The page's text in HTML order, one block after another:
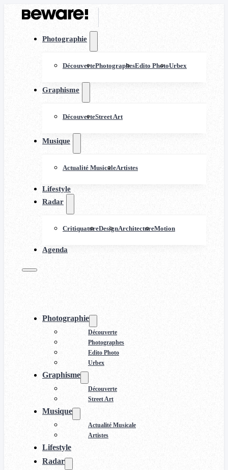
Photographie
DécouvertePhotographesEdito PhotoUrbex
Graphisme
DécouverteStreet Art
Musique
Actualité MusicaleArtistes
Lifestyle
Radar
CritiquatureDesignArchitectureMotion
Agenda
Photographie
Découverte
Photographes
Edito Photo
Urbex
Graphisme
Découverte
Street Art
Musique
Actualité Musicale
Artistes
Lifestyle
Radar